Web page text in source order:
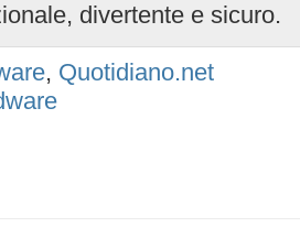
divertente e sicuro.
, Quotidiano.net